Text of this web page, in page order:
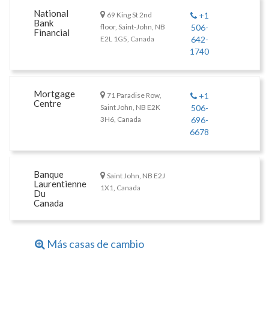
National
Bank
Financial
69 King St 2nd
floor, Saint-John, NB
E2L 1G5, Canada
+1
506-
642-
1740
Mortgage
Centre
71 Paradise Row,
Saint John, NB E2K
3H6, Canada
+1
506-
696-
6678
Banque
Laurentienne
Du
Canada
Saint John, NB E2J
1X1, Canada
Más casas de cambio